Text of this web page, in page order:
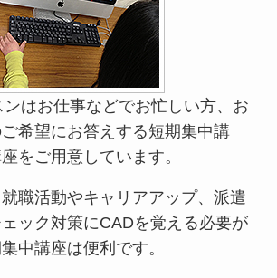
はお仕事などでお忙しい方、お
希望にお答えする短期集中講
をご用意しています。
職活動やキャリアアップ、派遣
ック対策にCADを覚える必要が
中講座は便利です。